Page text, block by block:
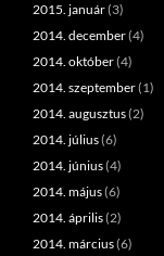
2015. január(3)
2014. december(4)
2014. október(4)
2014. szeptember(1)
2014. augusztus(2)
2014. július(6)
2014. június(4)
2014. május(6)
2014. április(2)
2014. március(6)